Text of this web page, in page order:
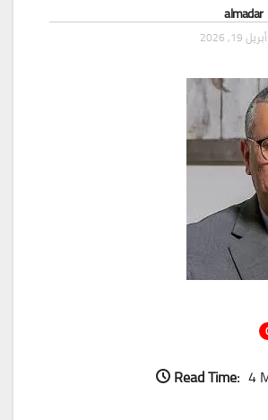
almadar
أبريل 19, 2026
Read Time: 4